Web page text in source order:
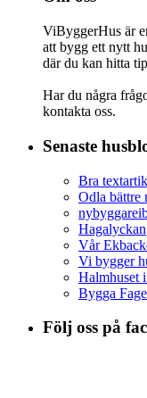
ViByggerHus är
att bygg ett nytt
där du kan hitta
Har du några
kontakta oss.
Senaste
Bra
Odla bättre
Hagalyckan
Vår
Vi bygger
Halmhuset
Bygga
Följ oss på